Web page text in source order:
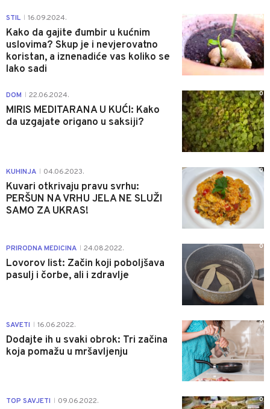
STIL 16.09.2024.
Kako da gajite đumbir u kućnim
uslovima? Skup je i nevjerovatno
koristan, a iznenadiće vas koliko se
lako sadi
0
DOM 22.06.2024.
MIRIS MEDITARANA U KUĆI: Kako
da uzgajate origano u saksiji?
0
KUHINJA 04.06.2023.
Kuvari otkrivaju pravu svrhu:
PERŠUN NA VRHU JELA NE SLUŽI
SAMO ZA UKRAS!
0
PRIRODNA MEDICINA 24.08.2022.
Lovorov list: Začin koji poboljšava
pasulj i čorbe, ali i zdravlje
0
SAVETI 16.06.2022.
Dodajte ih u svaki obrok: Tri začina
koja pomažu u mršavljenju
0
TOP SAVJETI 09.06.2022. 0